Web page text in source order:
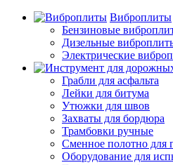
Виброплиты
Бензиновые
Дизельные
Электрические
Грабли для асфальта
Лейки для битума
Утюжки для швов
Захваты для бордюра
Трамбовки ручные
Сменное полотно для
Оборудование для